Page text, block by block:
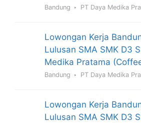
Bandung PT Daya Medika
Lowongan Kerja
Lulusan SMA SMK D3
Medika Pratama
Bandung PT Daya Medika
Lowongan Kerja
Lulusan SMA SMK D3